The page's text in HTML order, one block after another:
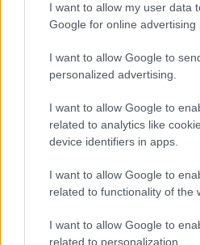
I want to allow my user data
Google for online advertising
I want to allow Google to
personalized advertising.
I want to allow Google to
related to analytics like
device identifiers in apps.
I want to allow Google to
related to functionality of the
I want to allow Google to
related to personalization.
Generációk együtt éneklik
slágerét – elkészült az új klip